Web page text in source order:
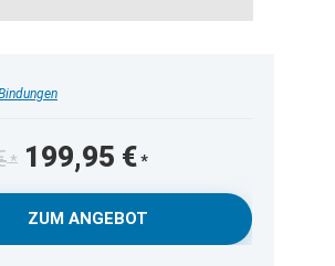
Ursprünglicher
Preis
war:
259,95 €
199,95 € Aktueller
Preis
199,95 €.
ZUM ANGEBOT